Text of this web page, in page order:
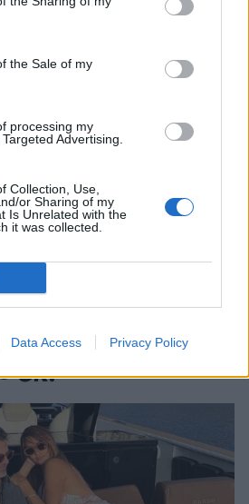
the Sale of my
processing my
Advertising.
Collection, Use,
or Sharing of my
Is Unrelated with the
it was collected.
Data Access Privacy Policy
– Παναγιώτης
ΥΒΟΝΝΗ ΝΤΟΣΤΑ